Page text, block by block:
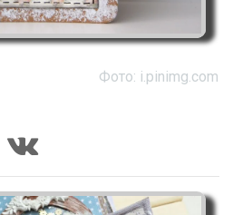
Фото: i.pinimg.com